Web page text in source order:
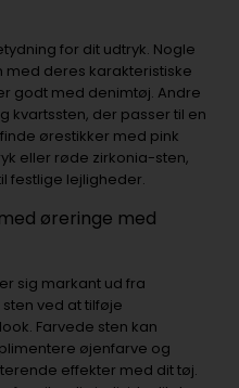
for dit udtryk. Nogle
deres karakteristiske
godt med denimtøj. Andre
der passer til en
ørestikker med pink
eller røde zirkonia-sten,
festlige lejligheder.
øreringe med
sig markant ud fra
ved at tilføje
Farvede sten kan
øjenfarve og
effekter med dit tøj.